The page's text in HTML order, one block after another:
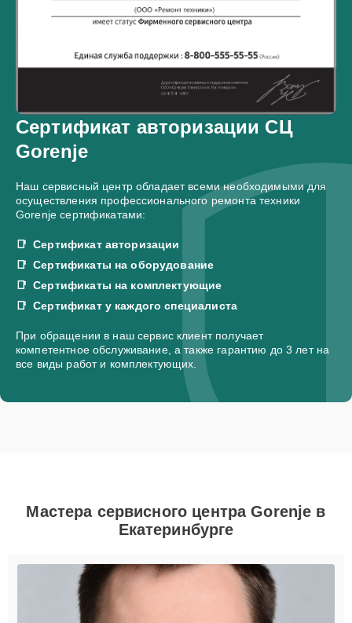
Сертификат авторизации СЦ
Gorenje
Наш сервисный центр обладает всеми необходимыми для
осуществления профессионального ремонта техники
Gorenje сертификатами:
Сертификат авторизации
Сертификаты на оборудование
Сертификаты на комплектующие
Сертификат у каждого специалиста
При обращении в наш сервис клиент получает
компетентное обслуживание, а также гарантию до 3 лет на
все виды работ и комплектующих.
Мастера сервисного центра Gorenje в
Екатеринбурге